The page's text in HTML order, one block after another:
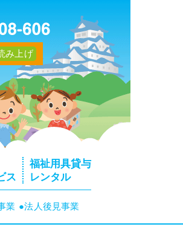
み上げ
ス
福祉用具貸与
レンタル
業 ●法人後見事業